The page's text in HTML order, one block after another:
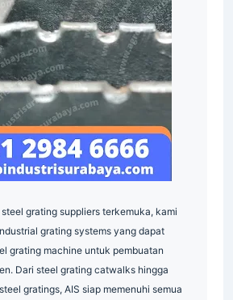
grating suppliers terkemuka, kami
grating systems yang dapat
grating machine untuk pembuatan
Dari steel grating catwalks hingga
gratings, AIS siap memenuhi semua